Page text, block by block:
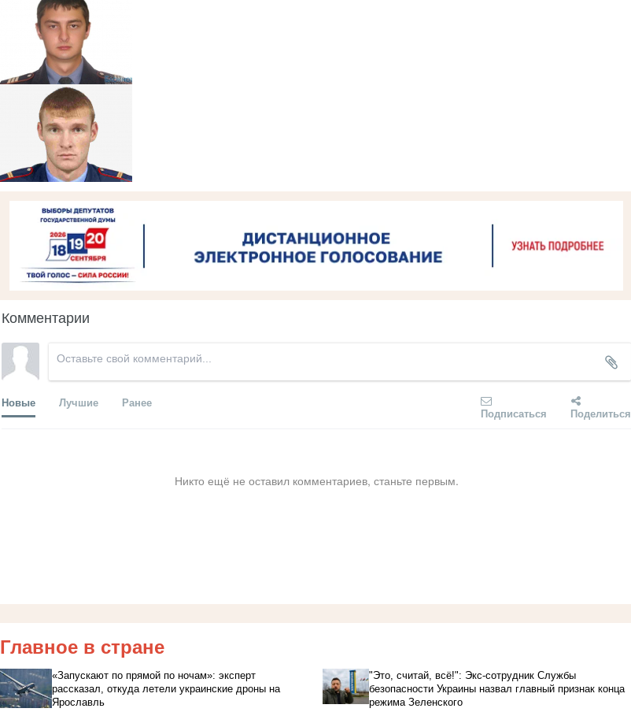
Комментарии
Новые Лучшие Ранее
Подписаться Поделиться
Никто ещё не оставил комментариев, станьте первым.
Главное в стране
«Запускают по прямой по ночам»: эксперт
рассказал, откуда летели украинские дроны на
Ярославль
"Это, считай, всё!": Экс-сотрудник Службы
безопасности Украины назвал главный признак конца
режима Зеленского